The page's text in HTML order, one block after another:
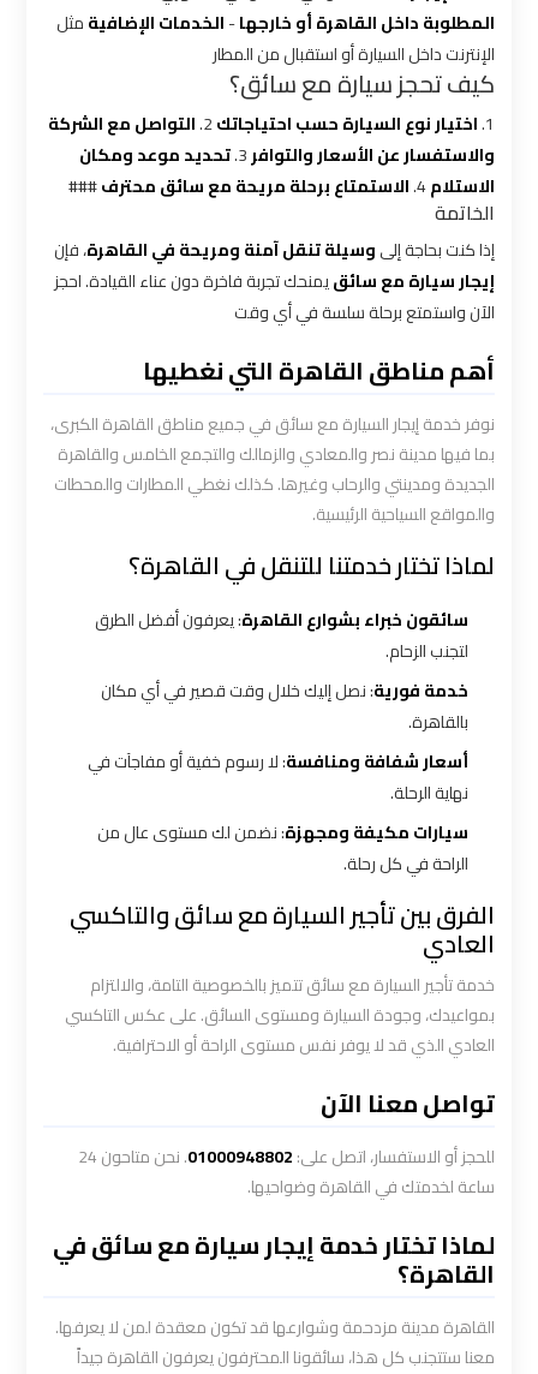
المطلوبة داخل القاهرة أو خارجها-الخدمات الإضافيةمثل
الإنترنت داخل السيارة أو استقبال من المطار
كيف تحجز سيارة مع سائق؟
1. اختيار نوع السيارة حسب احتياجاتك
التواصل مع الشركة
والاستفسار عن الأسعار والتوافر
تحديد موعد ومكان
الاستلام
الاستمتاع برحلة مريحة مع سائق محترف###
الخاتمة
إذا كنت بحاجة إلىوسيلة تنقل آمنة ومريحة في القاهرة، فإن
إيجار سيارة مع سائقيمنحك تجربة فاخرة دون عناء القيادة. احجز
الآن واستمتع برحلة سلسة في أي وقت
أهم مناطق القاهرة التي نغطيها
نوفر خدمة إيجار السيارة مع سائق في جميع مناطق القاهرة الكبرى،
بما فيها مدينة نصر والمعادي والزمالك والتجمع الخامس والقاهرة
الجديدة ومدينتي والرحاب وغيرها. كذلك نغطي المطارات والمحطات
والمواقع السياحية الرئيسية.
لماذا تختار خدمتنا للتنقل في القاهرة؟
سائقون خبراء بشوارع القاهرة: يعرفون أفضل الطرق
لتجنب الزحام.
خدمة فورية: نصل إليك خلال وقت قصير في أي مكان
بالقاهرة.
أسعار شفافة ومنافسة: لا رسوم خفية أو مفاجآت في
نهاية الرحلة.
سيارات مكيفة ومجهزة: نضمن لك مستوى عال من
الراحة في كل رحلة.
الفرق بين تأجير السيارة مع سائق والتاكسي
العادي
خدمة تأجير السيارة مع سائق تتميز بالخصوصية التامة، والالتزام
بمواعيدك، وجودة السيارة ومستوى السائق. على عكس التاكسي
العادي الذي قد لا يوفر نفس مستوى الراحة أو الاحترافية.
تواصل معنا الآن
للحجز أو الاستفسار، اتصل على:01000948802
. نحن متاحون 24
ساعة لخدمتك في القاهرة وضواحيها.
لماذا تختار خدمة إيجار سيارة مع سائق في
القاهرة؟
القاهرة مدينة مزدحمة وشوارعها قد تكون معقدة لمن لا يعرفها.
معنا ستتجنب كل هذا، سائقونا المحترفون يعرفون القاهرة جيداً
شركه
ليموزين
القاهره
ليموزين
اسكندرية
القاهرة
ليموزين
الإسكندرية
القاهرة
ليموزين
القاهرة
الاسكندريه
الاسكندريه
السويس
ليموزين
الاسكندريه
الشيخ
ليموزين
الاسكندريه
مطروح
الأحمر